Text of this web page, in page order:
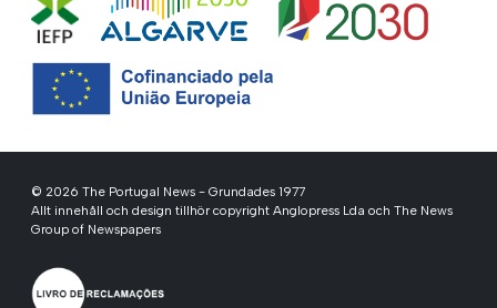
© 2026 The Portugal News - Grundades 1977
Allt innehåll och design tillhör copyright Anglopress Lda och The News
Group of Newspapers